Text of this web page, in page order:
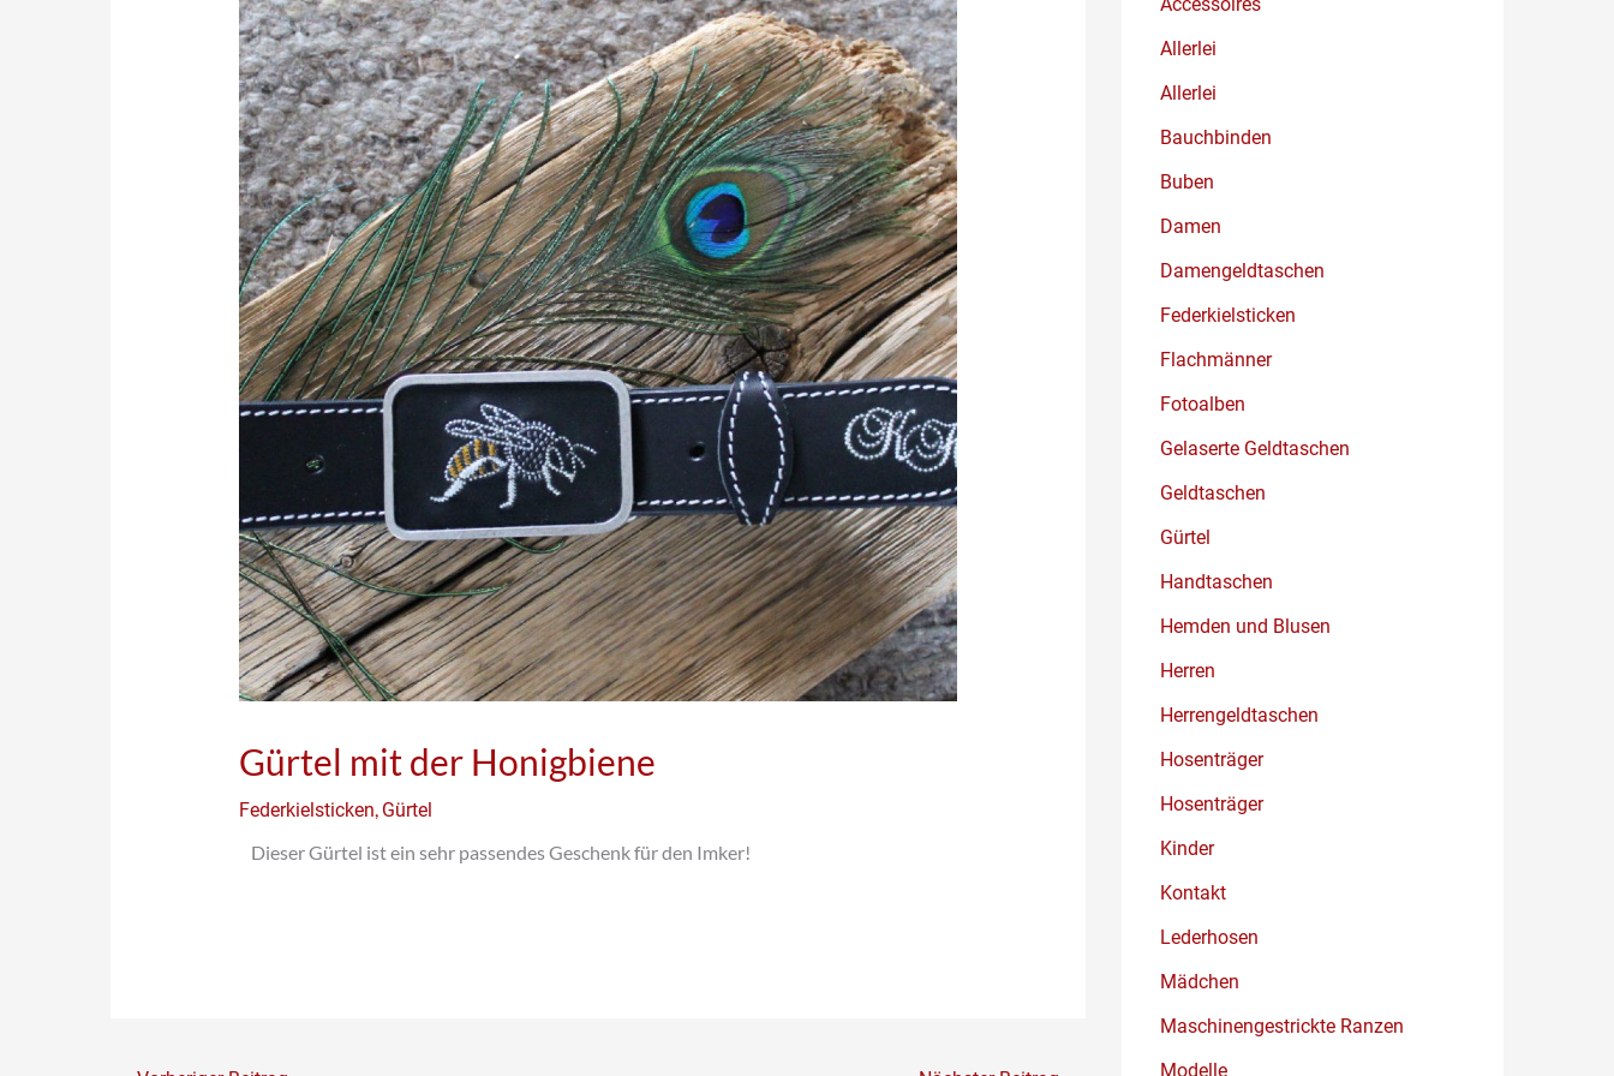
Gürtel mit der Honigbiene
Federkielsticken, Gürtel
Dieser Gürtel ist ein sehr passendes Geschenk für den Imker!
Allerlei
Allerlei
Bauchbinden
Buben
Damen
Damengeldtaschen
Federkielsticken
Flachmänner
Fotoalben
Gelaserte Geldtaschen
Geldtaschen
Gürtel
Handtaschen
Hemden und Blusen
Herren
Herrengeldtaschen
Hosenträger
Hosenträger
Kinder
Kontakt
Lederhosen
Mädchen
Maschinengestrickte Ranzen
Modelle